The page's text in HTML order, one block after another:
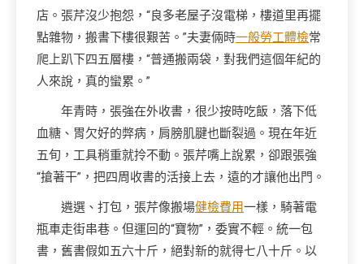
店。張芹沒少抱怨，“良多老屋子沒電梯，樓道里再擺
點雜物，搬書下樓很艱苦。”夫妻倆時一般勞工體檢常
爬上趴下四五層樓，“普通搬兩袋，對我們這個年紀的
人來說，真的蠻累。”
年青時，張強在外收書，很少按時吃飯，落下低
血糖、胃欠好的弊病，肩膀肌腱也斷裂過。現在年近
五旬，工具稍重就拎不動。張芹嘴上說累，卻跟張強
“搶著干”，把四周收書的活接上去，遠的才讓他出門。
遴選、打包，張芹像搬場健檢費用一樣，騎著電
瓶車走街串巷。但運回的“寶物”，委實不輕。統一包
書，舊書假如五六十斤，絕對新的就得七八十斤。以